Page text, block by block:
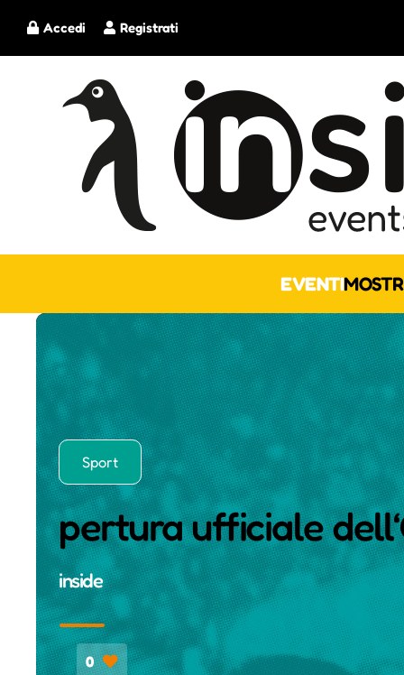
Registrati
Accedi
EVENTI
Sport
pertura ufficiale
inside
0